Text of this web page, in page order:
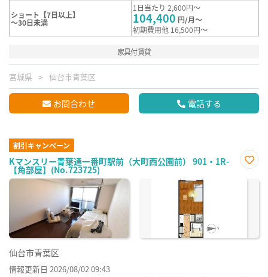
ショート【7日以上】
～30日未満
1日当たり 2,600円～
104,400 円/月～
初期費用他 16,500円～
家具付賃貸
宮城県 仙台市青葉区
お問合わせ 電話する
割引キャンペーン
Kマンスリー青葉通一番町駅前（大町西公園前） 901・1R-
【角部屋】(No.723725)
に入
仙台市青葉区
情報更新日 2026/08/02 09:43